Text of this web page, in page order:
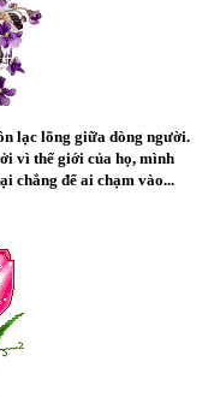
lạc lõng giữa dòng người.
vì thế giới của họ, mình
chẳng để ai chạm vào...